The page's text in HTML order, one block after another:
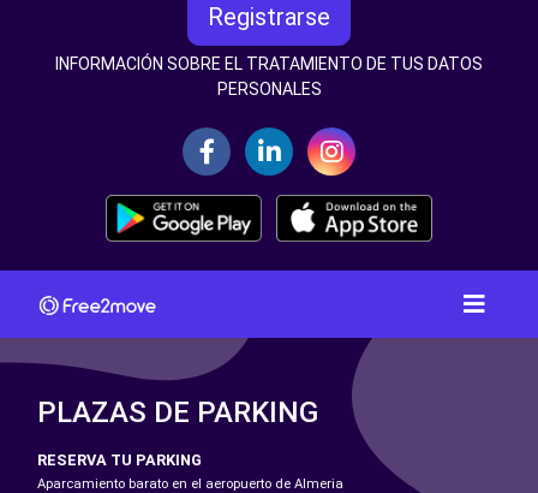
Registrarse
INFORMACIÓN SOBRE EL TRATAMIENTO DE TUS DATOS
PERSONALES
PLAZAS DE PARKING
RESERVA TU PARKING
Aparcamiento barato en el aeropuerto de Almeria